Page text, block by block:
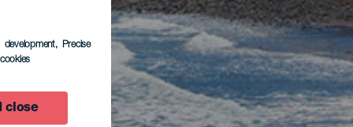
development, Precise
close